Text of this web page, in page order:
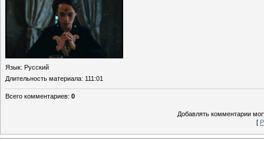
Язык: Русский
Длительность материала: 111:01
Всего комментариев: 0
Добавлять комментарии
[